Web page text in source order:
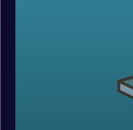
מפסידים